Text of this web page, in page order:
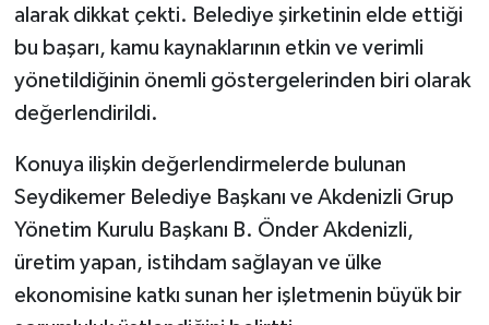
alarak dikkat çekti. Belediye şirketinin elde ettiği
bu başarı, kamu kaynaklarının etkin ve verimli
yönetildiğinin önemli göstergelerinden biri olarak
değerlendirildi.
Konuya ilişkin değerlendirmelerde bulunan
Seydikemer Belediye Başkanı ve Akdenizli Grup
Yönetim Kurulu Başkanı B. Önder Akdenizli,
üretim yapan, istihdam sağlayan ve ülke
ekonomisine katkı sunan her işletmenin büyük bir